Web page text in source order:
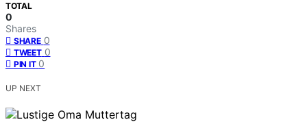
TOTAL
0
Shares
SHARE 0
TWEET 0
PIN IT 0
UP NEXT